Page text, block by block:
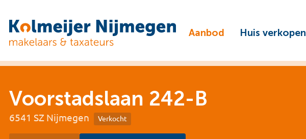
Aanbod Huis verkopen
Voorstadslaan 242-B
6541 SZ Nijmegen Verkocht